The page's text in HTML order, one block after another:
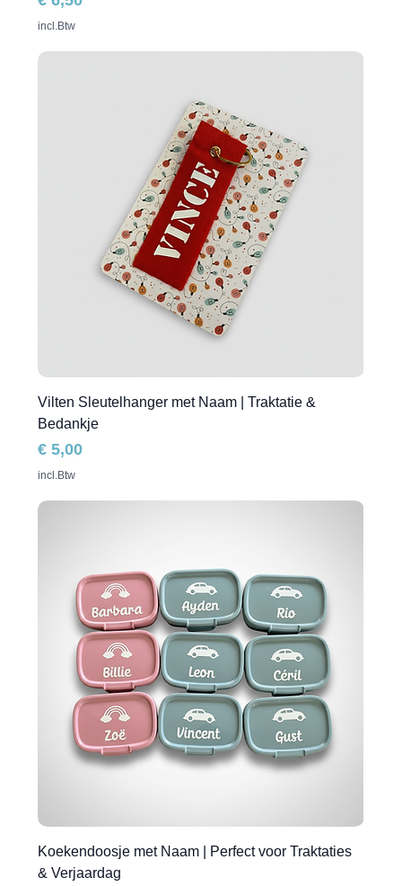
incl.Btw
Vilten Sleutelhanger met Naam | Traktatie &
Bedankje
Prijs
€ 5,00
incl.Btw
Koekendoosje met Naam | Perfect voor Traktaties
& Verjaardag